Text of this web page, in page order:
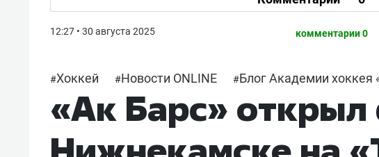
12:27 • 30 августа 2025 комментарии 0
#Хоккей #Новости ONLINE #Блог Академии хоккея
«Ак Барс»